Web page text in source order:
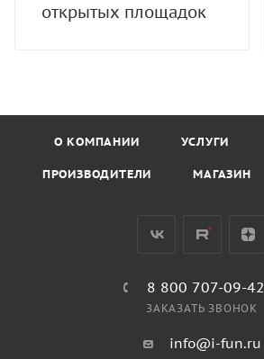
открытых площадок
О КОМПАНИИ УСЛУГИ
ПРОИЗВОДИТЕЛИ МАГАЗИН
8 800 707-09-42
ЗАКАЗАТЬ ЗВОНОК
info@i-fun.ru